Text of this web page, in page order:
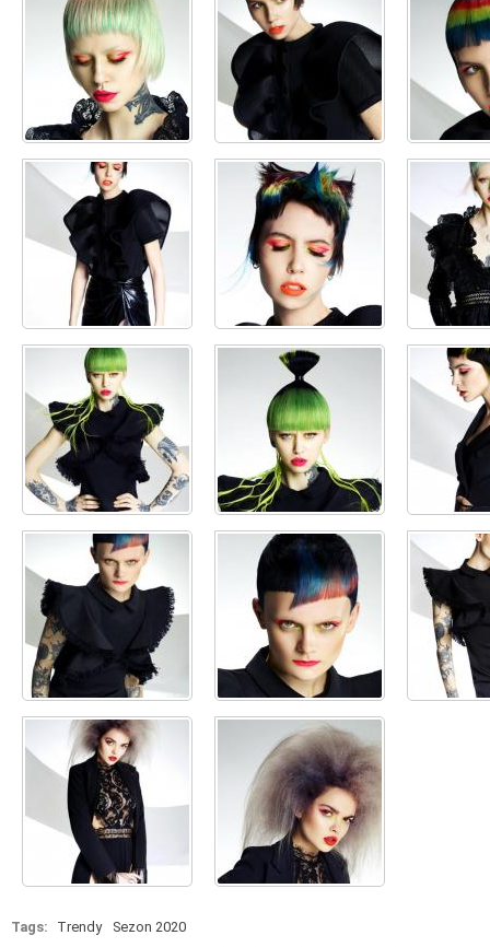
Tags: Trendy
Sezon 2020